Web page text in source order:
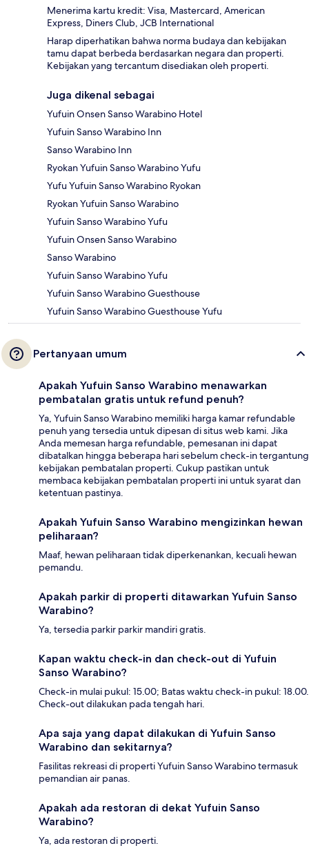
Menerima kartu kredit: Visa, Mastercard, American
Express, Diners Club, JCB International
Harap diperhatikan bahwa norma budaya dan kebijakan
tamu dapat berbeda berdasarkan negara dan properti.
Kebijakan yang tercantum disediakan oleh properti.
Juga dikenal sebagai
Yufuin Onsen Sanso Warabino Hotel
Yufuin Sanso Warabino Inn
Sanso Warabino Inn
Ryokan Yufuin Sanso Warabino Yufu
Yufu Yufuin Sanso Warabino Ryokan
Ryokan Yufuin Sanso Warabino
Yufuin Sanso Warabino Yufu
Yufuin Onsen Sanso Warabino
Sanso Warabino
Yufuin Sanso Warabino Yufu
Yufuin Sanso Warabino Guesthouse
Yufuin Sanso Warabino Guesthouse Yufu
Pertanyaan umum
Apakah Yufuin Sanso Warabino menawarkan
pembatalan gratis untuk refund penuh?
Ya, Yufuin Sanso Warabino memiliki harga kamar refundable
penuh yang tersedia untuk dipesan di situs web kami. Jika
Anda memesan harga refundable, pemesanan ini dapat
dibatalkan hingga beberapa hari sebelum check-in tergantung
kebijakan pembatalan properti. Cukup pastikan untuk
membaca kebijakan pembatalan properti ini untuk syarat dan
ketentuan pastinya.
Apakah Yufuin Sanso Warabino mengizinkan hewan
peliharaan?
Maaf, hewan peliharaan tidak diperkenankan, kecuali hewan
pemandu.
Apakah parkir di properti ditawarkan Yufuin Sanso
Warabino?
Ya, tersedia parkir parkir mandiri gratis.
Kapan waktu check-in dan check-out di Yufuin
Sanso Warabino?
Check-in mulai pukul: 15.00; Batas waktu check-in pukul: 18.00.
Check-out dilakukan pada tengah hari.
Apa saja yang dapat dilakukan di Yufuin Sanso
Warabino dan sekitarnya?
Fasilitas rekreasi di properti Yufuin Sanso Warabino termasuk
pemandian air panas.
Apakah ada restoran di dekat Yufuin Sanso
Warabino?
Ya, ada restoran di properti.